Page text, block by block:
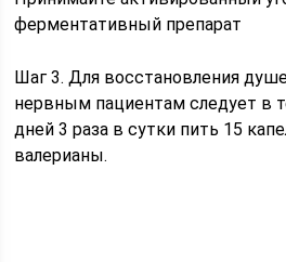
ферментативный препарат
Шаг 3. Для восстановления
нервным пациентам следует в
дней 3 раза в сутки пить 15
валерианы.